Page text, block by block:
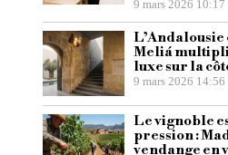
9 mars 2026 10:17
Meliá
luxe sur la
9 mars 2026 14:56
Le vignoble
pression :
vendange en